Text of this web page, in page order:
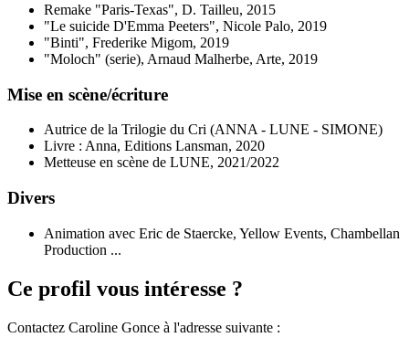
Remake "Paris-Texas", D. Tailleu, 2015
"Le suicide D'Emma Peeters", Nicole Palo, 2019
"Binti", Frederike Migom, 2019
"Moloch" (serie), Arnaud Malherbe, Arte, 2019
Mise en scène/écriture
Autrice de la Trilogie du Cri (ANNA - LUNE - SIMONE)
Livre : Anna, Editions Lansman, 2020
Metteuse en scène de LUNE, 2021/2022
Divers
Animation avec Eric de Staercke, Yellow Events, Chambellan
Production ...
Ce profil vous intéresse ?
Contactez Caroline Gonce à l'adresse suivante :